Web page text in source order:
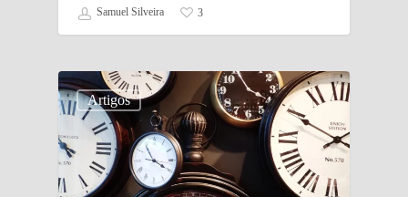
Samuel Silveira 3
Artigos